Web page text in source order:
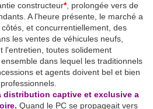
constructeur*, prolongée vers de
A l'heure présente, le marché a
et concurrentiellement, des
les ventes de véhicules neufs,
l'entretien, toutes solidement
dans lequel les traditionnels
et agents doivent bel et bien
distribution captive et exclusive a
Quand le PC se propageait vers